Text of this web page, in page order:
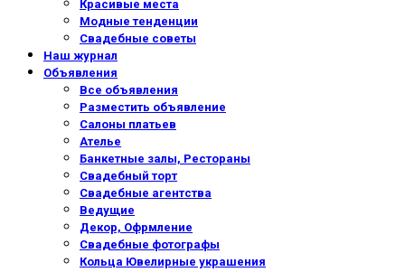
Красивые места
Модные тенденции
Свадебные советы
Наш журнал
Объявления
Все объявления
Разместить объявление
Салоны платьев
Ателье
Банкетные залы, Рестораны
Свадебный торт
Свадебные агентства
Ведущие
Декор, Офрмление
Свадебные фотографы
Кольца Ювелирные украшения